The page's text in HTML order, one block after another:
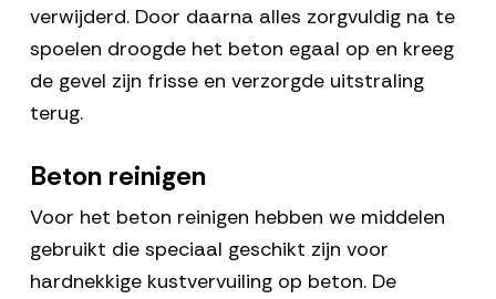
verwijderd. Door daarna alles zorgvuldig na te
spoelen droogde het beton egaal op en kreeg
de gevel zijn frisse en verzorgde uitstraling
terug.
Beton reinigen
Voor het beton reinigen hebben we middelen
gebruikt die speciaal geschikt zijn voor
hardnekkige kustvervuiling op beton. De